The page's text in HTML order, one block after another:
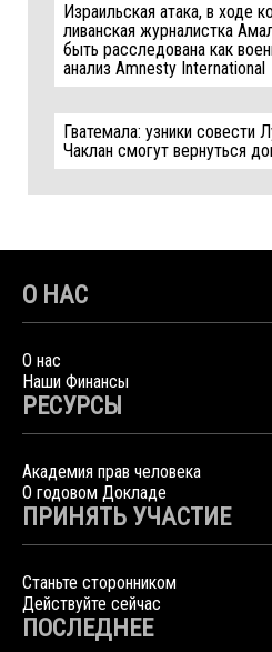
Израильская атака, в ходе
ливанская журналистка
быть расследована как
анализ Amnesty International
Гватемала: узники совести
Чаклан смогут вернуться
О НАС
О нас
Наши Финансы
РЕСУРСЫ
Академия прав человека
О годовом Докладе
ПРИНЯТЬ УЧАСТИЕ
Станьте сторонником
Действуйте сейчас
ПОСЛЕДНЕЕ